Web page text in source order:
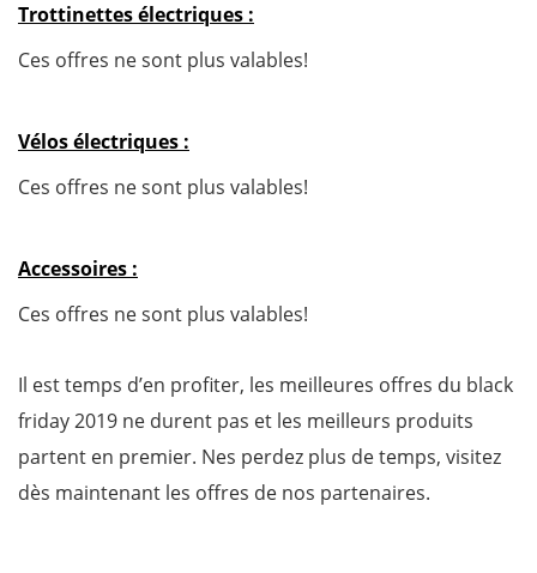
Trottinettes électriques :
Ces offres ne sont plus valables!
Vélos électriques :
Ces offres ne sont plus valables!
Accessoires :
Ces offres ne sont plus valables!
Il est temps d’en profiter, les meilleures offres du black
friday 2019 ne durent pas et les meilleurs produits
partent en premier. Nes perdez plus de temps, visitez
dès maintenant les offres de nos partenaires.